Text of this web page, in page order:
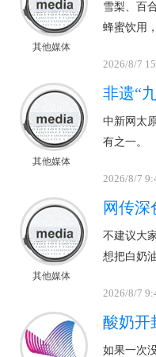
其他媒体
雪梨、百
蜂蜜饮用
2026/8/7
其他媒体
非遗“
中新网太
有之一。
2026/8/7
其他媒体
网传深
不建议大
想把白奶
2026/8/7
酸奶开
如果一次